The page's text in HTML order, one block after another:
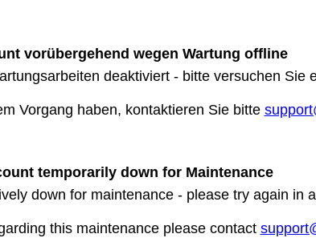
vorübergehend wegen Wartung offline
deaktiviert - bitte versuchen Sie
Vorgang haben, kontaktieren Sie bitte
temporarily down for Maintenance
down for maintenance - please try again in
this maintenance please contact